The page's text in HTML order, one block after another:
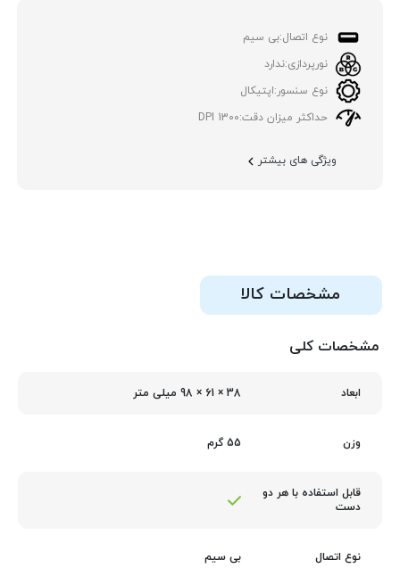
نوع اتصال:بی سیم
نورپردازی:ندارد
نوع سنسور:اپتیکال
حداکثر میزان دقت:1300 DPI
ویژگی های بیشتر
مشخصات کالا
مشخصات کلی
ابعاد 38 × 61 × 98 میلی متر
وزن 55 گرم
قابل استفاده با هر دو
دست
نوع اتصال بی سیم